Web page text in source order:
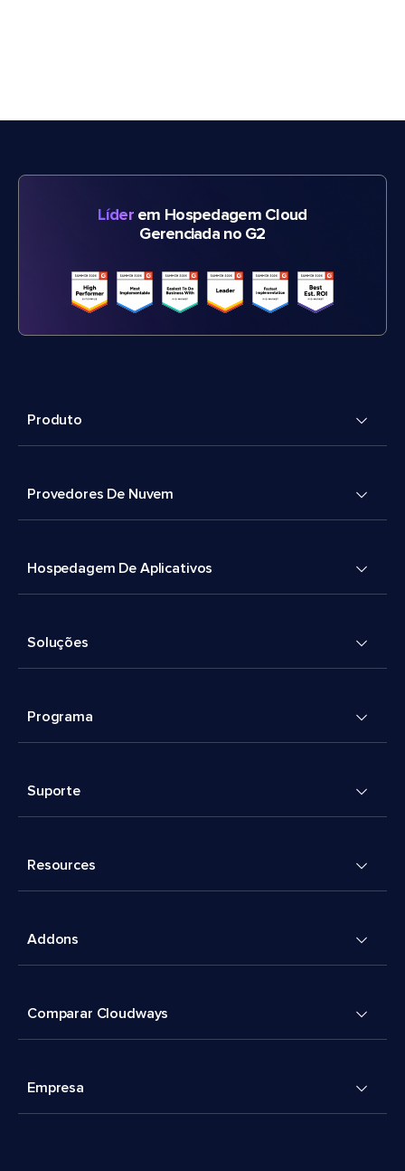
Líderem Hospedagem Cloud
Gerenciada no G2
Produto
Provedores De Nuvem
Hospedagem De Aplicativos
Soluções
Programa
Suporte
Resources
Addons
Comparar Cloudways
Empresa